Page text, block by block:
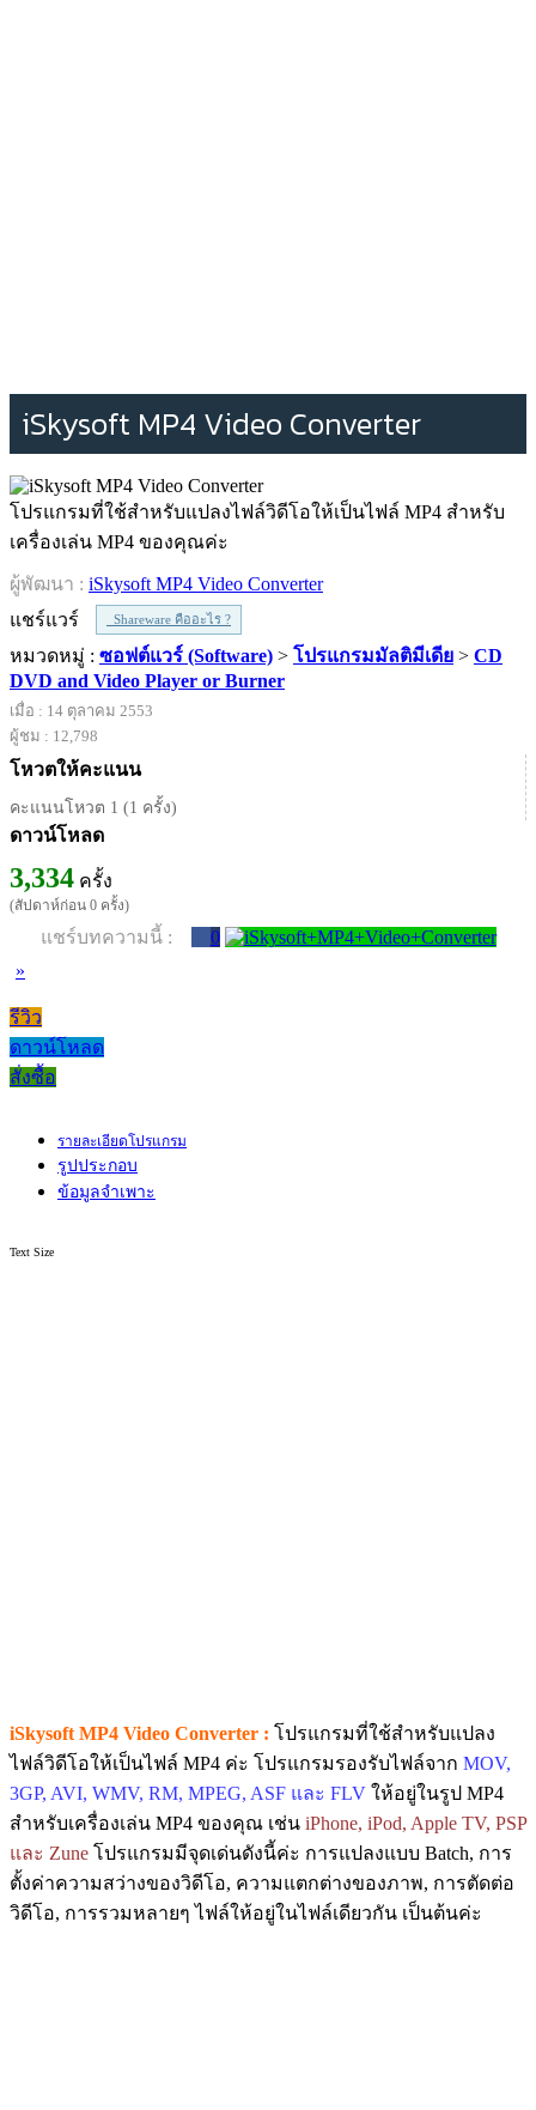
iSkysoft MP4 Video Converter
โปรแกรมที่ใช้สำหรับแปลงไฟล์วิดีโอให้เป็นไฟล์ MP4 สำหรับ
เครื่องเล่น MP4 ของคุณค่ะ
ผู้พัฒนา : iSkysoft MP4 Video Converter
แชร์แวร์
Shareware คืออะไร ?
หมวดหมู่ : ซอฟต์แวร์ (Software) > โปรแกรมมัลติมีเดีย > CD
DVD and Video Player or Burner
เมื่อ : 14 ตุลาคม 2553
ผู้ชม : 12,798
โหวตให้คะแนน
คะแนนโหวต 1 (1 ครั้ง)
ดาวน์โหลด
3,334 ครั้ง
(สัปดาห์ก่อน 0 ครั้ง)
แชร์บทความนี้ :
0
»
รีวิว
ดาวน์โหลด
สั่งซื้อ
รายละเอียดโปรแกรม
รูปประกอบ
ข้อมูลจำเพาะ
Text Size
iSkysoft MP4 Video Converter : โปรแกรมที่ใช้สำหรับแปลง
ไฟล์วิดีโอให้เป็นไฟล์ MP4 ค่ะ โปรแกรมรองรับไฟล์จาก MOV,
3GP, AVI, WMV, RM, MPEG, ASF และ FLV ให้อยู่ในรูป MP4
สำหรับเครื่องเล่น MP4 ของคุณ เช่น iPhone, iPod, Apple TV, PSP
และ Zune โปรแกรมมีจุดเด่นดังนี้ค่ะ การแปลงแบบ Batch, การ
ตั้งค่าความสว่างของวิดีโอ, ความแตกต่างของภาพ, การตัดต่อ
วิดีโอ, การรวมหลายๆ ไฟล์ให้อยู่ในไฟล์เดียวกัน เป็นต้นค่ะ